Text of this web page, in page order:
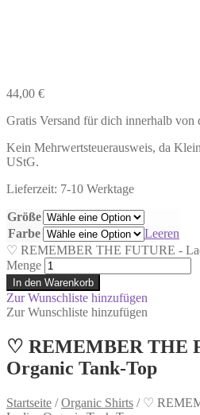
44,00 €
Gratis Versand für dich innerhalb von
Kein Mehrwertsteuerausweis, da
UStG.
Lieferzeit: 7-10 Werktage
Größe
Farbe
Leeren
♡ REMEMBER THE FUTURE -
Menge
In den Warenkorb
Zur Wunschliste hinzufügen
Zur Wunschliste hinzufügen
♡ REMEMBER THE
Organic Tank-Top
Startseite /Organic Shirts / ♡